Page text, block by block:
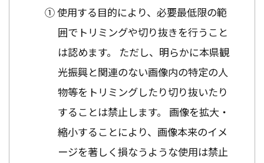
① 使用する目的により、必要最低限の範
囲でトリミングや切り抜きを行うこと
は認めます。 ただし、明らかに本県観
光振興と関連のない画像内の特定の人
物等をトリミングしたり切り抜いたり
することは禁止します。 画像を拡大・
縮小することにより、画像本来のイメ
ージを著しく損なうような使用は禁止